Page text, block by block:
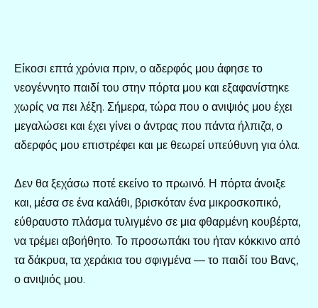
Είκοσι επτά χρόνια πριν, ο αδερφός μου άφησε το
νεογέννητο παιδί του στην πόρτα μου και εξαφανίστηκε
χωρίς να πει λέξη. Σήμερα, τώρα που ο ανιψιός μου έχει
μεγαλώσει και έχει γίνει ο άντρας που πάντα ήλπιζα, ο
αδερφός μου επιστρέφει και με θεωρεί υπεύθυνη για όλα.
Δεν θα ξεχάσω ποτέ εκείνο το πρωινό. Η πόρτα άνοιξε
και, μέσα σε ένα καλάθι, βρισκόταν ένα μικροσκοπικό,
εύθραυστο πλάσμα τυλιγμένο σε μια φθαρμένη κουβέρτα,
να τρέμει αβοήθητο. Το προσωπάκι του ήταν κόκκινο από
τα δάκρυα, τα χεράκια του σφιγμένα — το παιδί του Βανς,
ο ανιψιός μου.